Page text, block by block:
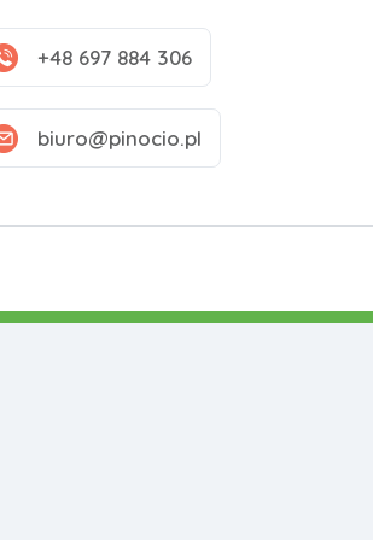
+48 697 884 306
biuro@pinocio.pl